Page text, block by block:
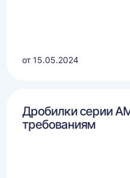
от 15.05.2024
Дробилки серии
требованиям